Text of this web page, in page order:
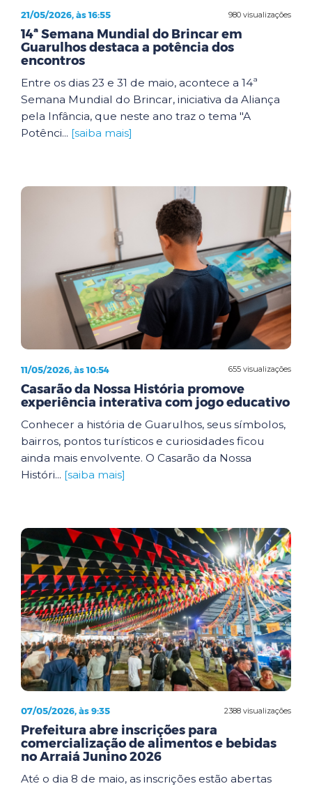
980 visualizações
21/05/2026, às 16:55
14ª Semana Mundial do Brincar em
Guarulhos destaca a potência dos
encontros
Entre os dias 23 e 31 de maio, acontece a 14ª
Semana Mundial do Brincar, iniciativa da Aliança
pela Infância, que neste ano traz o tema "A
Potênci... [saiba mais]
655 visualizações
11/05/2026, às 10:54
Casarão da Nossa História promove
experiência interativa com jogo educativo
Conhecer a história de Guarulhos, seus símbolos,
bairros, pontos turísticos e curiosidades ficou
ainda mais envolvente. O Casarão da Nossa
Históri... [saiba mais]
2388 visualizações
07/05/2026, às 9:35
Prefeitura abre inscrições para
comercialização de alimentos e bebidas
no Arraiá Junino 2026
Até o dia 8 de maio, as inscrições estão abertas